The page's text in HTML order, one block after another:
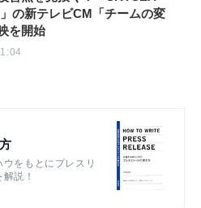
の新テレビCM「チームの変
を開始
をもとにプレスリ
説！